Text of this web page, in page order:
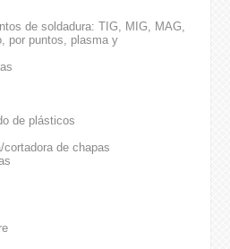
de soldadura: TIG, MIG, MAG,
por puntos, plasma y
de plásticos
cortadora de chapas